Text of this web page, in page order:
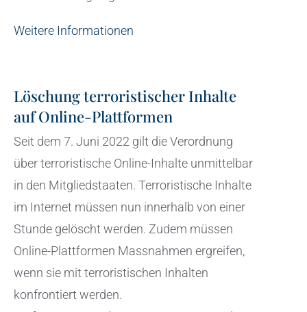
Weitere Informationen
Löschung terroristischer Inhalte
auf Online-Plattformen
Seit dem 7. Juni 2022 gilt die Verordnung
über terroristische Online-Inhalte unmittelbar
in den Mitgliedstaaten. Terroristische Inhalte
im Internet müssen nun innerhalb von einer
Stunde gelöscht werden. Zudem müssen
Online-Plattformen Massnahmen ergreifen,
wenn sie mit terroristischen Inhalten
konfrontiert werden.